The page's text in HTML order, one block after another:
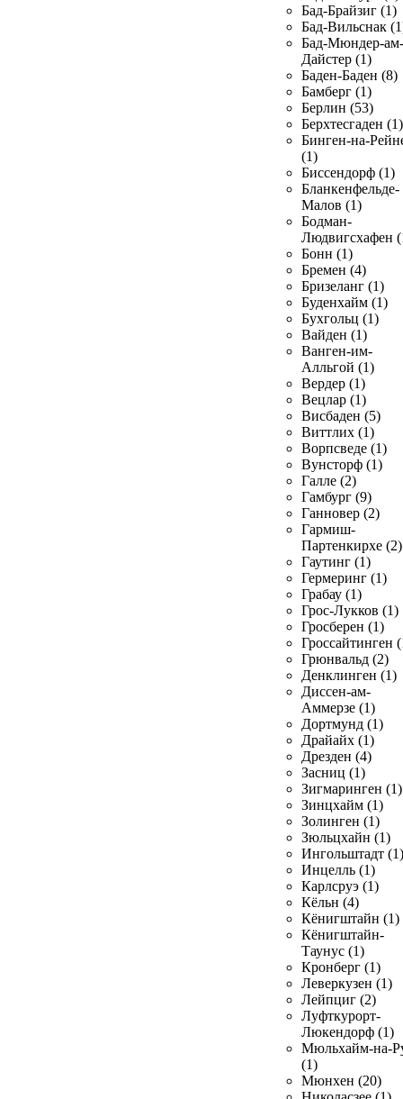
Бад-Брайзиг (1)
Бад-Вильснак
Бад-Мюндер-ам-
Дайстер (1)
Баден-Баден (8)
Бамберг (1)
Берлин (53)
Берхтесгаден (1)
Бинген-на-
(1)
Биссендорф (1)
Бланкенфельде-
Малов (1)
Бодман-
Людвигсхафен
Бонн (1)
Бремен (4)
Бризеланг (1)
Буденхайм (1)
Бухгольц (1)
Вайден (1)
Ванген-им-
Алльгой (1)
Вердер (1)
Вецлар (1)
Висбаден (5)
Виттлих (1)
Ворпсведе (1)
Вунсторф (1)
Галле (2)
Гамбург (9)
Ганновер (2)
Гармиш-
Партенкирхе (2)
Гаутинг (1)
Гермеринг (1)
Грабау (1)
Грос-Лукков (1)
Гросберен (1)
Гроссайтинген
Грюнвальд (2)
Денклинген (1)
Диссен-ам-
Аммерзе (1)
Дортмунд (1)
Драйайх (1)
Дрезден (4)
Засниц (1)
Зигмаринген (1)
Зинцхайм (1)
Золинген (1)
Зюльцхайн (1)
Ингольштадт (1)
Инцелль (1)
Карлсруэ (1)
Кёльн (4)
Кёнигштайн (1)
Кёнигштайн-
Таунус (1)
Кронберг (1)
Леверкузен (1)
Лейпциг (2)
Луфткурорт-
Люкендорф (1)
Мюльхайм-на-
(1)
Мюнхен (20)